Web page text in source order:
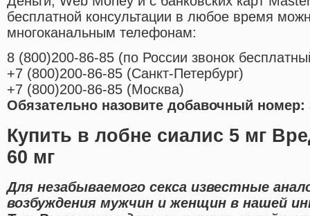
бесплатной консультации в любое время
многоканальным телефонам:
8 (800)200-86-85 (по России звонок
+7 (800)200-86-85 (Санкт-Петербург)
+7 (800)200-86-85 (Москва)
Обязательно назовите добавочный номер:
Купить в лобне сиалис 5 мг
60 мг
Для незабываемого секса известные
возбуждения мужчин и женщин в нашей